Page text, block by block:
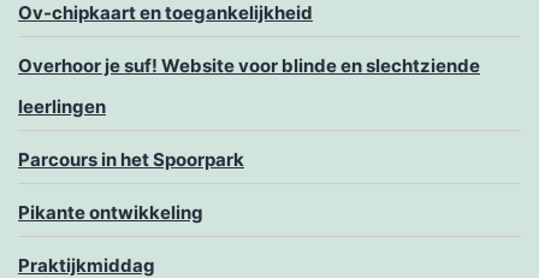
Ov-chipkaart en toegankelijkheid
Overhoor je suf! Website voor blinde en slechtziende
leerlingen
Parcours in het Spoorpark
Pikante ontwikkeling
Praktijkmiddag